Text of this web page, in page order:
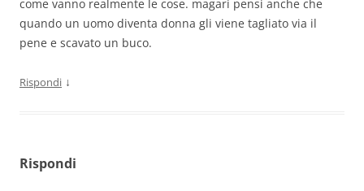
come vanno realmente le cose. magari pensi anche che
quando un uomo diventa donna gli viene tagliato via il
pene e scavato un buco.
Rispondi ↓
Rispondi